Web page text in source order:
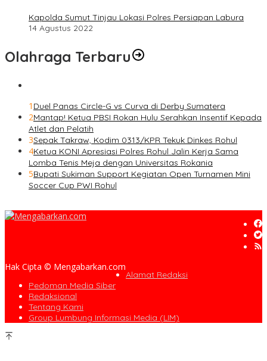
Kapolda Sumut Tinjau Lokasi Polres Persiapan Labura
14 Agustus 2022
Olahraga Terbaru
1 Duel Panas Circle-G vs Curva di Derby Sumatera
2Mantap! Ketua PBSI Rokan Hulu Serahkan Insentif Kepada
Atlet dan Pelatih
3Sepak Takraw, Kodim 0313/KPR Tekuk Dinkes Rohul
4Ketua KONI Apresiasi Polres Rohul Jalin Kerja Sama
Lomba Tenis Meja dengan Universitas Rokania
5Bupati Sukiman Support Kegiatan Open Turnamen Mini
Soccer Cup PWI Rohul
Hak Cipta © Mengabarkan.com
Alamat Redaksi
Pedoman Media Siber
Redaksional
Tentang Kami
Group Lumbung Informasi Media (LIM)